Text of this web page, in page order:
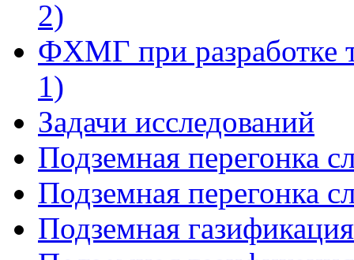
2)
ФХМГ при разработке
1)
Задачи исследований
Подземная перегонка
Подземная перегонка
Подземная